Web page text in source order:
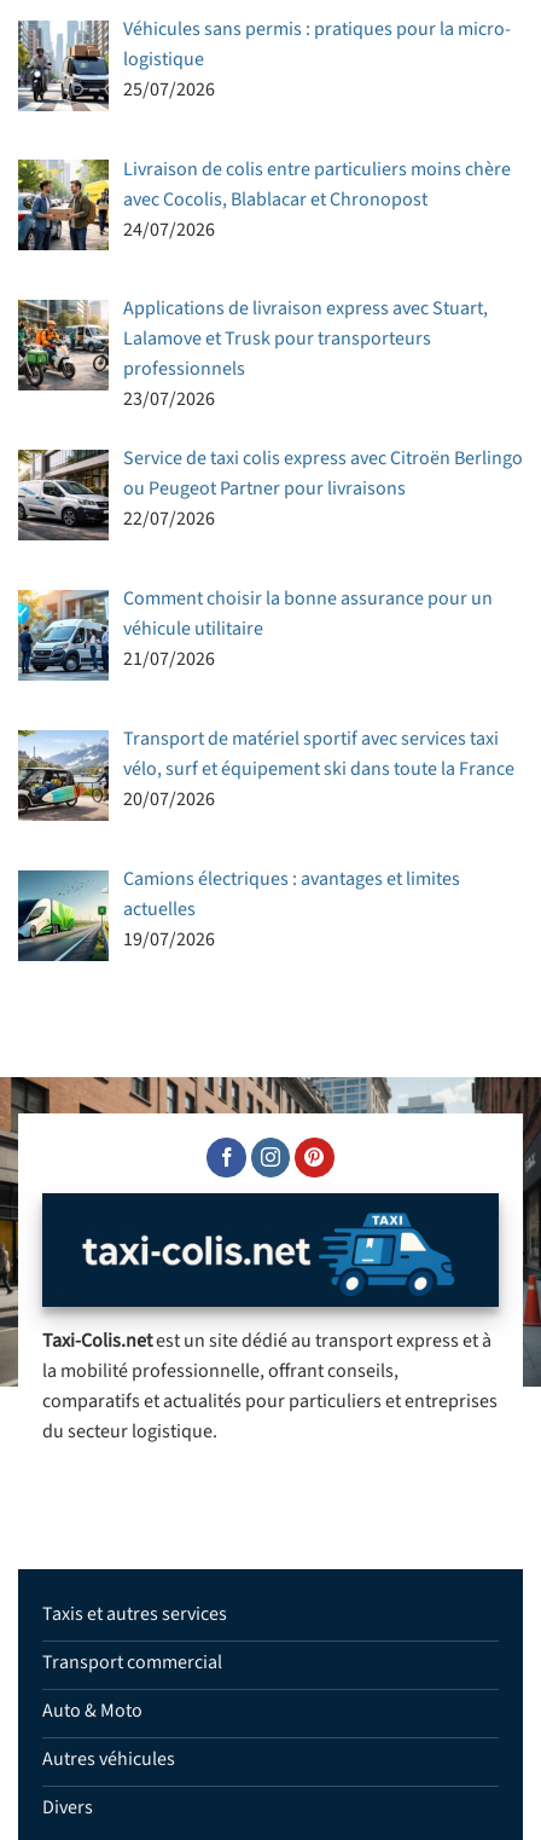
Véhicules sans permis : pratiques pour la micro-
logistique
25/07/2026
Livraison de colis entre particuliers moins chère
avec Cocolis, Blablacar et Chronopost
24/07/2026
Applications de livraison express avec Stuart,
Lalamove et Trusk pour transporteurs
professionnels
23/07/2026
Service de taxi colis express avec Citroën Berlingo
ou Peugeot Partner pour livraisons
22/07/2026
Comment choisir la bonne assurance pour un
véhicule utilitaire
21/07/2026
Transport de matériel sportif avec services taxi
vélo, surf et équipement ski dans toute la France
20/07/2026
Camions électriques : avantages et limites
actuelles
19/07/2026
Taxi-Colis.netest un site dédié au transport express et à
la mobilité professionnelle, offrant conseils,
comparatifs et actualités pour particuliers et entreprises
du secteur logistique.
Taxis et autres services
Transport commercial
Auto & Moto
Autres véhicules
Divers